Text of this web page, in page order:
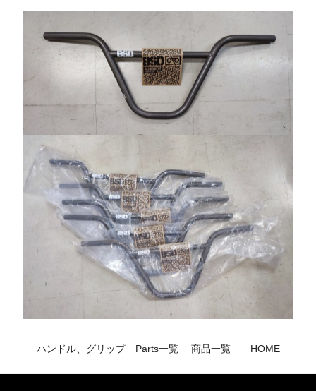
ハンドル、グリップ Parts一覧 商品一覧 HOME